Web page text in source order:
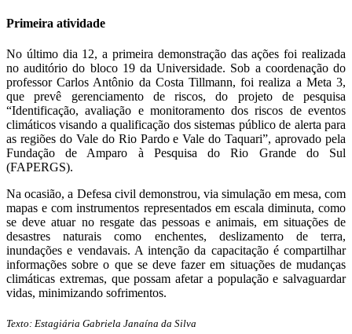
Primeira atividade
No último dia 12, a primeira demonstração das ações foi realizada
no auditório do bloco 19 da Universidade. Sob a coordenação do
professor Carlos Antônio da Costa Tillmann, foi realiza a Meta 3,
que prevê gerenciamento de riscos, do projeto de pesquisa
“Identificação, avaliação e monitoramento dos riscos de eventos
climáticos visando a qualificação dos sistemas público de alerta para
as regiões do Vale do Rio Pardo e Vale do Taquari”, aprovado pela
Fundação de Amparo à Pesquisa do Rio Grande do Sul
(FAPERGS).
Na ocasião, a Defesa civil demonstrou, via simulação em mesa, com
mapas e com instrumentos representados em escala diminuta, como
se deve atuar no resgate das pessoas e animais, em situações de
desastres naturais como enchentes, deslizamento de terra,
inundações e vendavais. A intenção da capacitação é compartilhar
informações sobre o que se deve fazer em situações de mudanças
climáticas extremas, que possam afetar a população e salvaguardar
vidas, minimizando sofrimentos.
Texto: Estagiária Gabriela Janaína da Silva